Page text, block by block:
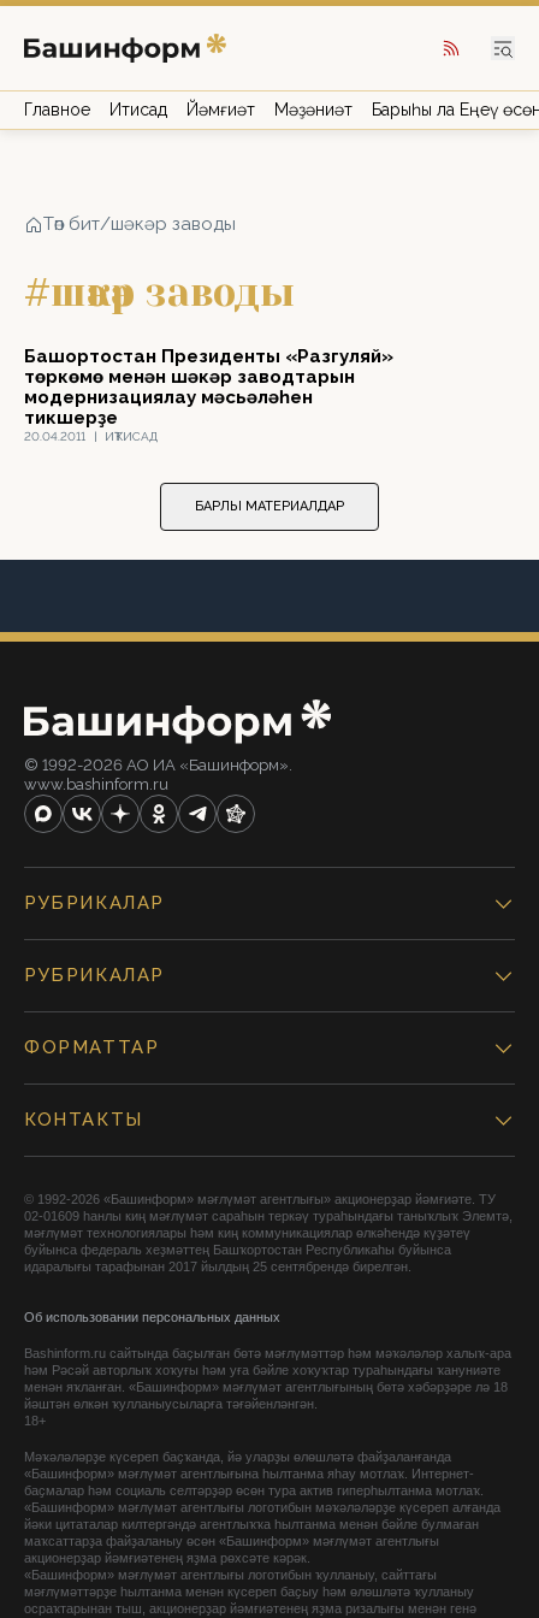
Главное Иҡтисад Йәмғиәт Мәҙәниәт Барыһы ла Еңеү
Төп бит/шәкәр заводы
#шәкәр заводы
20.04.2011 | ИҠТИСАД
Башҡортостан Президенты «Разгуляй»
төркөмө менән шәкәр заводтарын
модернизациялау мәсьәләһен
тикшерҙе
БАРЛЫҠ МАТЕРИАЛДАР
© 1992-2026 АО ИА «Башинформ».
www.bashinform.ru
РУБРИКАЛАР
РУБРИКАЛАР
ФОРМАТТАР
КОНТАКТЫ
© 1992-2026 «Башинформ» мәғлүмәт агентлығы» акционерҙар йәмғиәте. ТУ
02-01609 һанлы киң мәғлүмәт сараһын теркәү тураһындағы таныҡлыҡ Элемтә,
мәғлүмәт технологиялары һәм киң коммуникациялар өлкәһендә күҙәтеү
буйынса федераль хеҙмәттең Башҡортостан Республикаһы буйынса
идаралығы тарафынан 2017 йылдың 25 сентябрендә бирелгән.
Об использовании персональных данных
Bashinform.ru сайтында баҫылған бөтә мәғлүмәттәр һәм мәҡәләләр халыҡ-ара
һәм Рәсәй авторлыҡ хоҡуғы һәм уға бәйле хоҡуҡтар тураһындағы ҡануниәте
менән яҡланған. «Башинформ» мәғлүмәт агентлығының бөтә хәбәрҙәре лә 18
йәштән өлкән ҡулланыусыларға тәғәйенләнгән.
18+
Мәҡәләләрҙе күсереп баҫҡанда, йә уларҙы өлөшләтә файҙаланғанда
«Башинформ» мәғлүмәт агентлығына һылтанма яһау мотлаҡ. Интернет-
баҫмалар һәм социаль селтәрҙәр өсөн тура актив гиперһылтанма мотлаҡ.
«Башинформ» мәғлүмәт агентлығы логотибын мәҡәләләрҙе күсереп алғанда
йәки цитаталар килтергәндә агентлыҡҡа һылтанма менән бәйле булмаған
маҡсаттарҙа файҙаланыу өсөн «Башинформ» мәғлүмәт агентлығы
акционерҙар йәмғиәтенең яҙма рөхсәте кәрәк.
«Башинформ» мәғлүмәт агентлығы логотибын ҡулланыу, сайттағы
мәғлүмәттәрҙе һылтанма менән күсереп баҫыу һәм өлөшләтә ҡулланыу
осраҡтарынан тыш, акционерҙар йәмғиәтенең яҙма ризалығы менән генә